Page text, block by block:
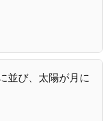
並び、太陽が月に